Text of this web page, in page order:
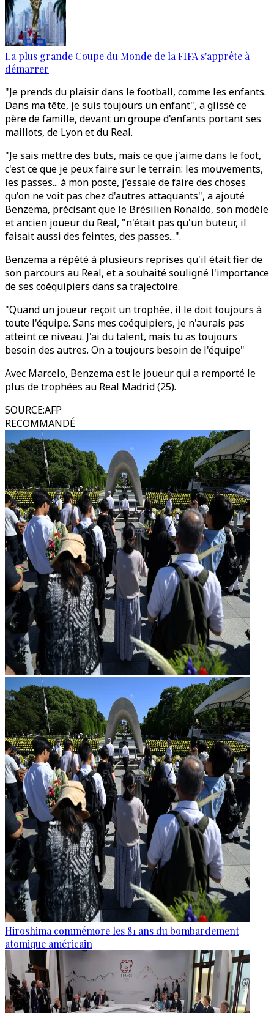
La plus grande Coupe du Monde de la FIFA s'apprête à
démarrer
"Je prends du plaisir dans le football, comme les enfants.
Dans ma tête, je suis toujours un enfant", a glissé ce
père de famille, devant un groupe d'enfants portant ses
maillots, de Lyon et du Real.
"Je sais mettre des buts, mais ce que j'aime dans le foot,
c'est ce que je peux faire sur le terrain: les mouvements,
les passes... à mon poste, j'essaie de faire des choses
qu'on ne voit pas chez d'autres attaquants", a ajouté
Benzema, précisant que le Brésilien Ronaldo, son modèle
et ancien joueur du Real, "n'était pas qu'un buteur, il
faisait aussi des feintes, des passes...".
Benzema a répété à plusieurs reprises qu'il était fier de
son parcours au Real, et a souhaité souligné l'importance
de ses coéquipiers dans sa trajectoire.
"Quand un joueur reçoit un trophée, il le doit toujours à
toute l'équipe. Sans mes coéquipiers, je n'aurais pas
atteint ce niveau. J'ai du talent, mais tu as toujours
besoin des autres. On a toujours besoin de l'équipe"
Avec Marcelo, Benzema est le joueur qui a remporté le
plus de trophées au Real Madrid (25).
SOURCE:AFP
RECOMMANDÉ
Hiroshima commémore les 81 ans du bombardement
atomique américain